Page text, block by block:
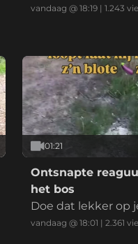
vandaag @ 18:19| 1.243
01:21
Ontsnapte
het bos
Doe dat lekker op
mer mafkees
vandaag @ 18:01 | 2.361